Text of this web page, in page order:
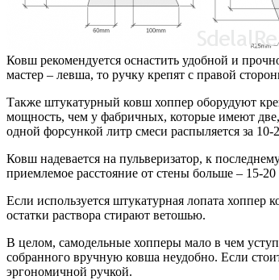
Ковш рекомендуется оснастить удобной и
мастер – левша, то ручку крепят с правой
Также штукатурный ковш хоппер оборудуют
мощность, чем у фабричных, которые имеют
одной форсункой литр смеси распыляется за
Ковш надевается на пульверизатор, к
приемлемое расстояние от стены больше – 15-
Если используется штукатурная лопата
остатки раствора стирают ветошью.
В целом, самодельные хопперы мало в чем
собранного вручную ковша неудобно. Если
эргономичной ручкой.